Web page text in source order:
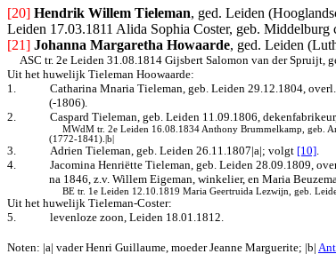
[20] Hendrik Willem Tieleman, ged. Leiden
Leiden 17.03.1811 Alida Sophia Coster, geb. Middelburg
[21] Johanna Margaretha Howaarde, ged. Leiden
ASC tr. 2e Leiden 31.08.1814 Gijsbert Salomon van der Spruijt,
Uit het huwelijk Tieleman Hoowaarde:
1.
Catharina Mnaria Tieleman, geb. Leiden 29.12.1804,
(-1806).
2.
Caspard Tieleman, geb. Leiden 11.09.1806,
MWdM tr. 2e Leiden 16.08.1834 Anthony Brummelkamp, geb.
(1772-1841).|b|
3. Adrien Tieleman, geb. Leiden 26.11.1807|a|; volgt [10].
4.
Jacomina Henriëtte Tieleman, geb. Leiden 28.09.1809,
na 1846, z.v. Willem Eigeman, winkelier, en Maria
BE tr. 1e Leiden 12.10.1819 Maria Geertruida Lezwijn, geb.
Uit het huwelijk Tieleman-Coster:
5.
levenloze zoon, Leiden 18.01.1812.
Noten: |a| vader Henri Guillaume, moeder Jeanne Marguerite; |b|